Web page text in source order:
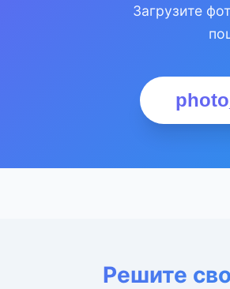
Загрузите
Решите